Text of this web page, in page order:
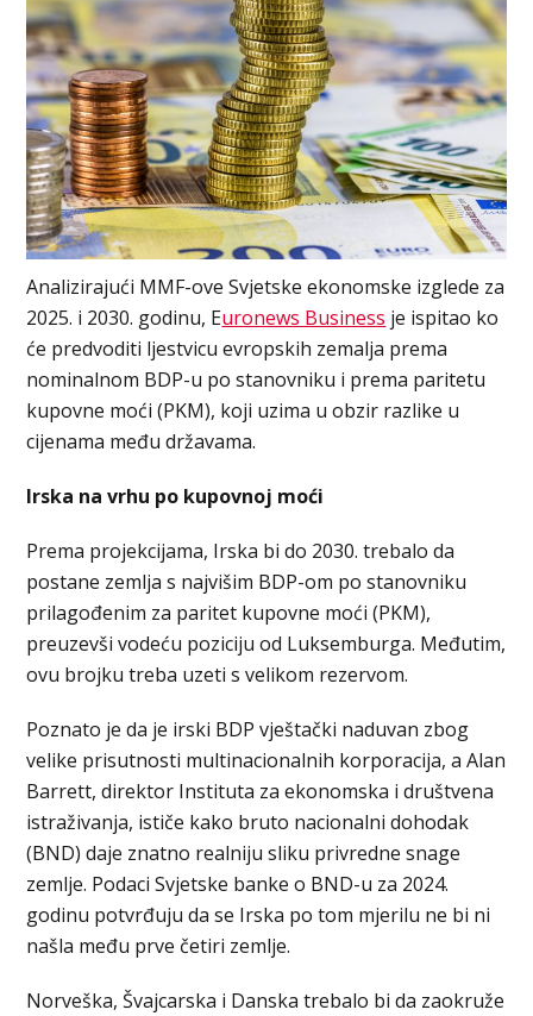
Analizirajući MMF-ove Svjetske ekonomske izglede za
2025. i 2030. godinu, Euronews Business je ispitao ko
će predvoditi ljestvicu evropskih zemalja prema
nominalnom BDP-u po stanovniku i prema paritetu
kupovne moći (PKM), koji uzima u obzir razlike u
cijenama među državama.
Irska na vrhu po kupovnoj moći
Prema projekcijama, Irska bi do 2030. trebalo da
postane zemlja s najvišim BDP-om po stanovniku
prilagođenim za paritet kupovne moći (PKM),
preuzevši vodeću poziciju od Luksemburga. Međutim,
ovu brojku treba uzeti s velikom rezervom.
Poznato je da je irski BDP vještački naduvan zbog
velike prisutnosti multinacionalnih korporacija, a Alan
Barrett, direktor Instituta za ekonomska i društvena
istraživanja, ističe kako bruto nacionalni dohodak
(BND) daje znatno realniju sliku privredne snage
zemlje. Podaci Svjetske banke o BND-u za 2024.
godinu potvrđuju da se Irska po tom mjerilu ne bi ni
našla među prve četiri zemlje.
Norveška, Švajcarska i Danska trebalo bi da zaokruže